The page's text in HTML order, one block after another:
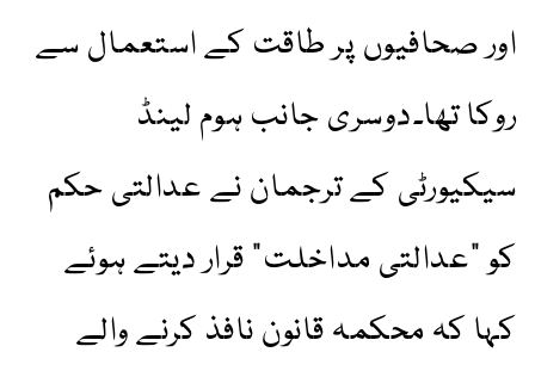
اور صحافیوں پر طاقت کے استعمال سے
روکا تھا۔دوسری جانب ہوم لینڈ
سیکیورٹی کے ترجمان نے عدالتی حکم
کو "عدالتی مداخلت” قرار دیتے ہوئے
کہا کہ محکمہ قانون نافذ کرنے والے